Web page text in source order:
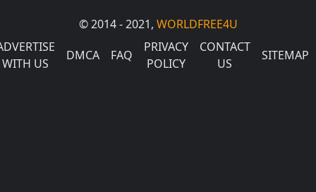
© 2014 - 2021, WORLDFREE4U
WITH US
DMCA FAQ
PRIVACY
POLICY
CONTACT
US
SITEMAP